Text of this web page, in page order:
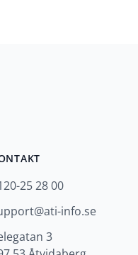
25 28 00
info.se
3